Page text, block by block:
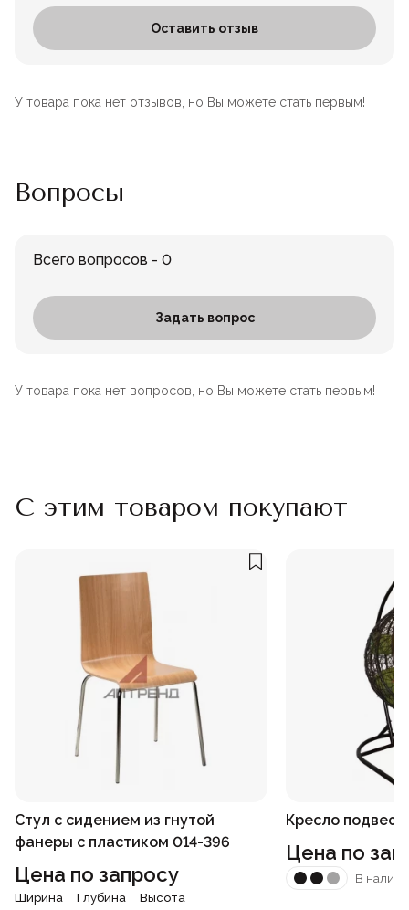
Оставить отзыв
У товара пока нет отзывов, но Вы можете стать первым!
Вопросы
Всего вопросов - 0
Задать вопрос
У товара пока нет вопросов, но Вы можете стать первым!
С этим товаром покупают
Стул с сидением из гнутой
фанеры с пластиком 014-396
Цена по запросу
Ширина
Глубина
Высота
Кресло
Цена по
В